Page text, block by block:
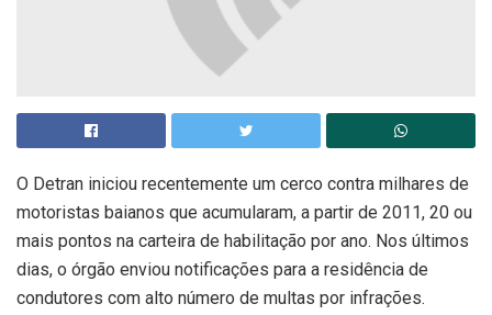
O Detran iniciou recentemente um cerco contra milhares de
motoristas baianos que acumularam, a partir de 2011, 20 ou
mais pontos na carteira de habilitação por ano. Nos últimos
dias, o órgão enviou notificações para a residência de
condutores com alto número de multas por infrações.